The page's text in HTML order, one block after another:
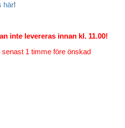
här!
inte levereras innan kl. 11.00!
1 timme före önskad